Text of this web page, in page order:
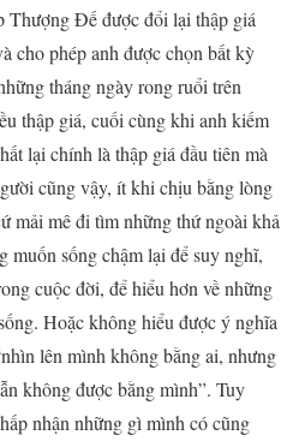
Thượng Đế được đổi lại thập giá
cho phép anh được chọn bất kỳ
tháng ngày rong ruổi trên
thập giá, cuối cùng khi anh kiếm
lại chính là thập giá đầu tiên mà
cũng vậy, ít khi chịu bằng lòng
mải mê đi tìm những thứ ngoài khả
muốn sống chậm lại để suy nghĩ,
cuộc đời, để hiểu hơn về những
Hoặc không hiểu được ý nghĩa
lên mình không bằng ai, nhưng
không được bằng mình”. Tuy
nhận những gì mình có cũng